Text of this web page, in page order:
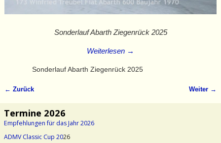
Sonderlauf Abarth Ziegenrück 2025
Weiterlesen →
Sonderlauf Abarth Ziegenrück 2025
← Zurück Weiter →
Termine 2026
Empfehlungen für das Jahr 2026
ADMV Classic Cup 2026